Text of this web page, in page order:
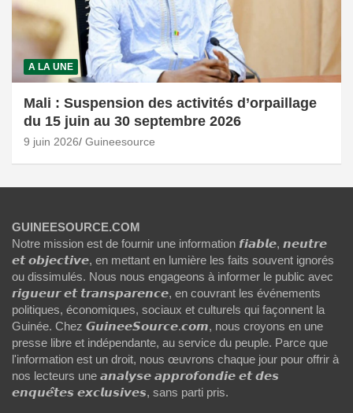
A LA UNE
Mali : Suspension des activités d’orpaillage
du 15 juin au 30 septembre 2026
9 juin 2026 Guineesource
GUINEESOURCE.COM
Notre mission est de fournir une information 𝙛𝙞𝙖𝙗𝙡𝙚, 𝙣𝙚𝙪𝙩𝙧𝙚
𝙚𝙩 𝙤𝙗𝙟𝙚𝙘𝙩𝙞𝙫𝙚, en mettant en lumière les faits souvent ignorés
ou dissimulés. Nous nous engageons à informer le public avec
𝙧𝙞𝙜𝙪𝙚𝙪𝙧 𝙚𝙩 𝙩𝙧𝙖𝙣𝙨𝙥𝙖𝙧𝙚𝙣𝙘𝙚, en couvrant les événements
politiques, économiques, sociaux et culturels qui façonnent la
Guinée. Chez 𝙂𝙪𝙞𝙣𝙚𝙚𝙎𝙤𝙪𝙧𝙘𝙚.𝙘𝙤𝙢, nous croyons en une
presse libre et indépendante, au service du peuple. Parce que
l'information est un droit, nous œuvrons chaque jour pour offrir à
nos lecteurs une 𝙖𝙣𝙖𝙡𝙮𝙨𝙚 𝙖𝙥𝙥𝙧𝙤𝙛𝙤𝙣𝙙𝙞𝙚 𝙚𝙩 𝙙𝙚𝙨
𝙚𝙣𝙦𝙪𝙚̂𝙩𝙚𝙨 𝙚𝙭𝙘𝙡𝙪𝙨𝙞𝙫𝙚𝙨, sans parti pris.